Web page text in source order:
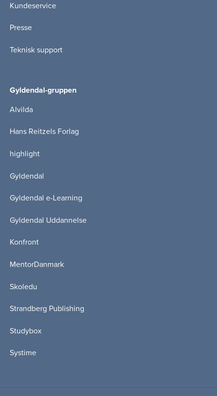
Kundeservice
Presse
Teknisk support
Gyldendal-gruppen
Alvilda
Hans Reitzels Forlag
highlight
Gyldendal
Gyldendal e-Learning
Gyldendal Uddannelse
Konfront
MentorDanmark
Skoledu
Strandberg Publishing
Studybox
Systime